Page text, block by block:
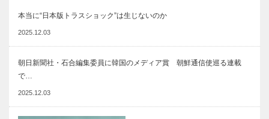
本当に“日本版トラスショック”は生じないのか
2025.12.03
朝日新聞社・石合編集委員に韓国のメディア賞 朝鮮通信使巡る連載
で…
2025.12.03